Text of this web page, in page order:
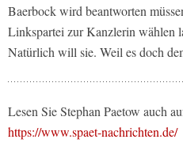
Baerbock wird beantworten
Linkspartei zur Kanzlerin wählen
Natürlich will sie. Weil es doch
Lesen Sie Stephan Paetow auch
https://www.spaet-nachrichten.de/